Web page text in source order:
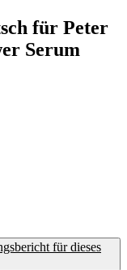
für Peter
Serum
für dieses